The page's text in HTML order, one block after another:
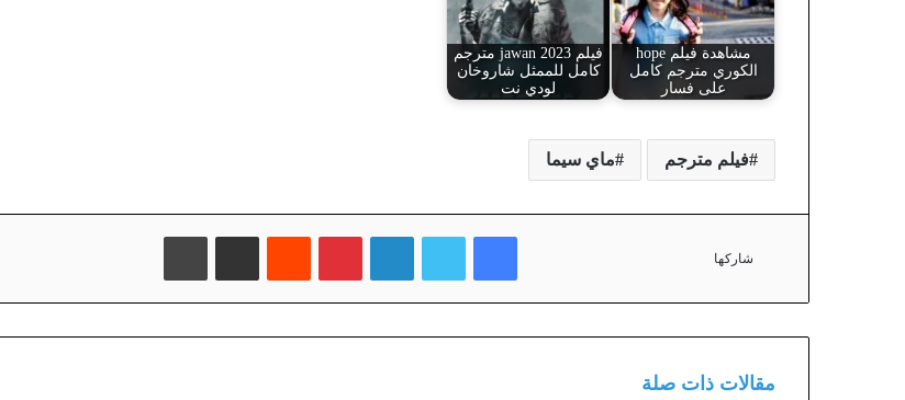
مشاهدة فيلم hope
الكوري مترجم كامل
على فسار
فيلم jawan 2023 مترجم
كامل للممثل شاروخان
لودي نت
فيلم مترجم ماي سيما
شاركها
فيسبوك تويتر لينكدإن بينتيريست مشاركة عبر البريد
مقالات ذات صلة